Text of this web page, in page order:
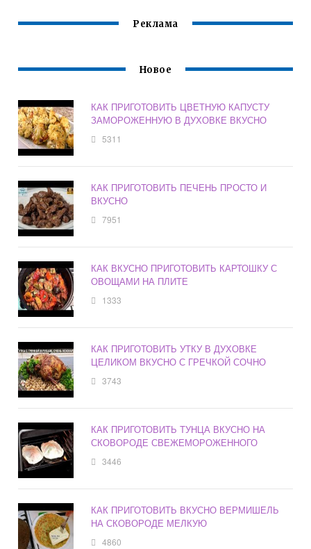
Реклама
Новое
КАК ПРИГОТОВИТЬ ЦВЕТНУЮ КАПУСТУ
ЗАМОРОЖЕННУЮ В ДУХОВКЕ ВКУСНО
5311
КАК ПРИГОТОВИТЬ ПЕЧЕНЬ ПРОСТО И
ВКУСНО
7951
КАК ВКУСНО ПРИГОТОВИТЬ КАРТОШКУ С
ОВОЩАМИ НА ПЛИТЕ
1333
КАК ПРИГОТОВИТЬ УТКУ В ДУХОВКЕ
ЦЕЛИКОМ ВКУСНО С ГРЕЧКОЙ СОЧНО
3743
КАК ПРИГОТОВИТЬ ТУНЦА ВКУСНО НА
СКОВОРОДЕ СВЕЖЕМОРОЖЕННОГО
3446
КАК ПРИГОТОВИТЬ ВКУСНО ВЕРМИШЕЛЬ
НА СКОВОРОДЕ МЕЛКУЮ
4860